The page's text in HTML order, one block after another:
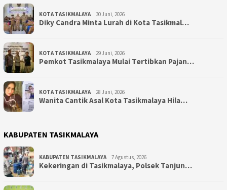
KOTA TASIKMALAYA 30 Juni, 2026
Diky Candra Minta Lurah di Kota Tasikmal…
KOTA TASIKMALAYA 29 Juni, 2026
Pemkot Tasikmalaya Mulai Tertibkan Pajan…
KOTA TASIKMALAYA 28 Juni, 2026
Wanita Cantik Asal Kota Tasikmalaya Hila…
KABUPATEN TASIKMALAYA
KABUPATEN TASIKMALAYA 7 Agustus, 2026
Kekeringan di Tasikmalaya, Polsek Tanjun…